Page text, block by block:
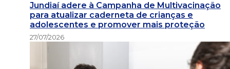
Jundiaí adere à Campanha de Multivacinação
para atualizar caderneta de crianças e
adolescentes e promover mais proteção
27/07/2026